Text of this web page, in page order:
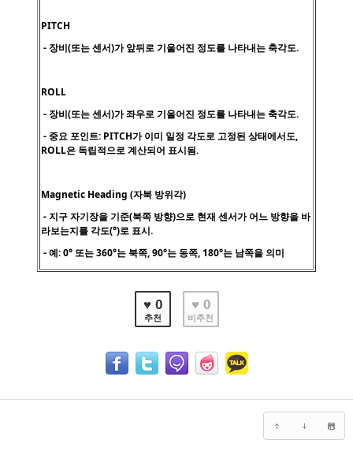
PITCH
- 장비(또는 센서)가 앞뒤로 기울어진 정도를 나타내는 축각도.
ROLL
- 장비(또는 센서)가 좌우로 기울어진 정도를 나타내는 축각도.
- 중요 포인트: PITCH가 이미 일정 각도로 고정된 상태에서도,
ROLL은 독립적으로 계산되어 표시됨.
Magnetic Heading (자북 방위각)
- 지구 자기장을 기준(북쪽 방향)으로 현재 센서가 어느 방향을 바
라보는지를 각도(°)로 표시.
- 예: 0° 또는 360°는 북쪽, 90°는 동쪽, 180°는 남쪽을 의미
♥ 0
추천
♥ 0
비추천